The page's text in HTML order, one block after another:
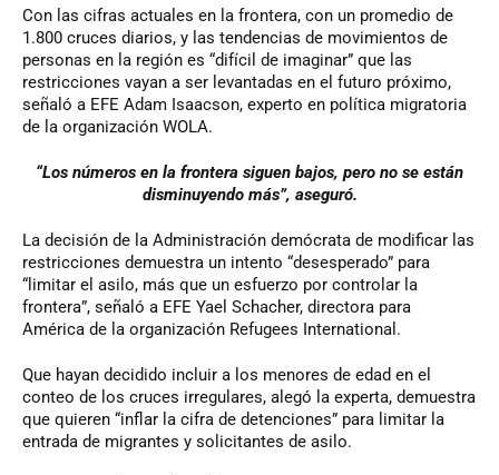
Con las cifras actuales en la frontera, con un promedio de
1.800 cruces diarios, y las tendencias de movimientos de
personas en la región es “difícil de imaginar” que las
restricciones vayan a ser levantadas en el futuro próximo,
señaló a EFE Adam Isaacson, experto en política migratoria
de la organización WOLA.
“Los números en la frontera siguen bajos, pero no se están
disminuyendo más”, aseguró.
La decisión de la Administración demócrata de modificar las
restricciones demuestra un intento “desesperado” para
“limitar el asilo, más que un esfuerzo por controlar la
frontera”, señaló a EFE Yael Schacher, directora para
América de la organización Refugees International.
Que hayan decidido incluir a los menores de edad en el
conteo de los cruces irregulares, alegó la experta, demuestra
que quieren “inflar la cifra de detenciones” para limitar la
entrada de migrantes y solicitantes de asilo.